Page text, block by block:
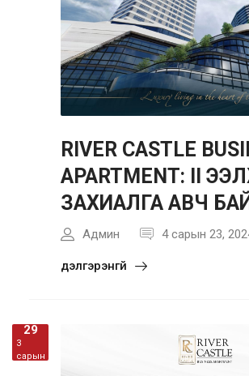
RIVER CASTLE
APARTMENT: II
ЗАХИАЛГА АВЧ
Админ 4 сарын 23,
дэлгэрэнгүй
29
3
сарын